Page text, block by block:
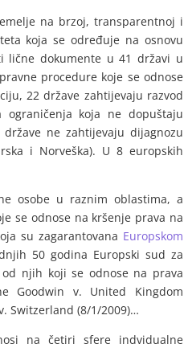
na brzoj, transparentnoj i
koja se određuje na osnovu
lične dokumente u 41 državi u
procedure koje se odnose
22 države zahtijevaju razvod
koja ne dopuštaju
ne zahtijevaju dijagnozu
i Norveška). U 8 europskih
osobe u raznim oblastima, a
se odnose na kršenje prava na
su zagarantovana Europskom
50 godina Europski sud za
njih koji se odnose na prava
Goodwin v. United Kingdom
Switzerland (8/1/2009)…
na četiri sfere indvidualne